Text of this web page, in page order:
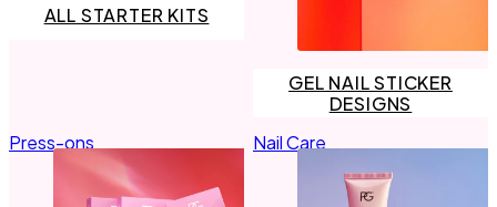
ALL STARTER KITS
GEL NAIL STICKER
DESIGNS
Press-ons
Nail Care